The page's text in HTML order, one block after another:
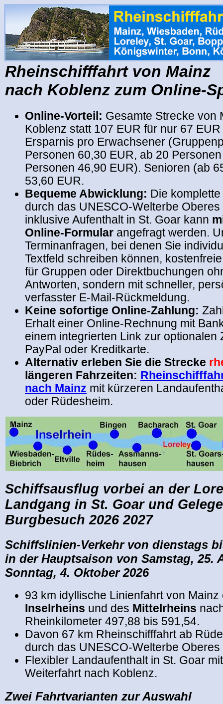
Rheinschifffahrt von Mainz
nach Koblenz zum Online-
Online-Vorteil: Gesamte Strecke von
Koblenz statt 107 EUR für nur 67
Ersparnis pro Erwachsener
Personen 60,30 EUR, ab 20
Personen 46,90 EUR). Senioren (ab
53,60 EUR.
Bequeme Abwicklung: Die
durch das UNESCO-Welterbe Oberes
inklusive Aufenthalt in St. Goar kann
Online-Formular angefragt werden.
Terminanfragen, bei denen Sie
Textfeld schreiben können,
für Gruppen oder Direktbuchungen
Antworten, sondern mit schneller,
verfasster E-Mail-Rückmeldung.
Keine sofortige Online-Zahlung:
Erhalt einer Online-Rechnung mit
einem integrierten Link zur optionalen
PayPal oder Kreditkarte.
Alternativ erleben Sie die Strecke
längeren Fahrzeiten:
nach Mainz mit kürzeren
oder Rüdesheim.
Schiffsausflug vorbei an der
Landgang in St. Goar und
Burgbesuch 2026 2027
Schiffslinien-Verkehr von dienstags
in der Hauptsaison von Samstag, 25.
Sonntag, 4. Oktober 2026
93 km idyllische Linienfahrt von Mainz
Inselrheins und des Mittelrheins
Rheinkilometer 497,88 bis 591,54.
Davon 67 km Rheinschifffahrt ab
durch das UNESCO-Welterbe Oberes
Flexibler Landaufenthalt in St. Goar
Weiterfahrt nach Koblenz.
Zwei Fahrtvarianten zur Auswahl